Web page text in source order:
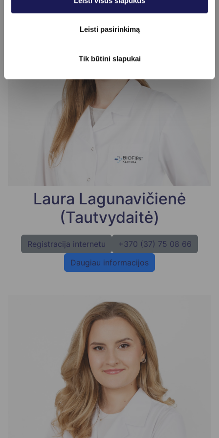
Leisti pasirinkimą
Tik būtini slapukai
Laura Lagunavičienė
(Tautvydaitė)
Registracija internetu
+370 (37) 75 08 66
Daugiau informacijos